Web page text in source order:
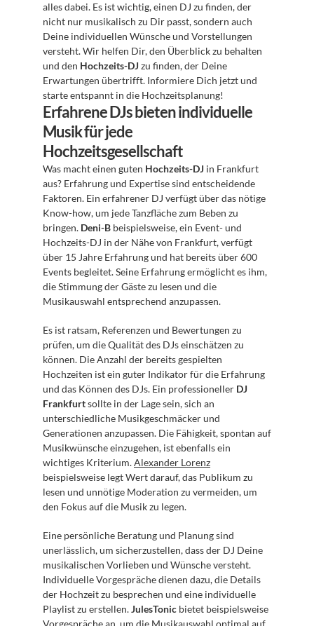
alles dabei. Es ist wichtig, einen DJ zu finden, der
nicht nur musikalisch zu Dir passt, sondern auch
Deine individuellen Wünsche und Vorstellungen
versteht. Wir helfen Dir, den Überblick zu behalten
und den Hochzeits-DJ zu finden, der Deine
Erwartungen übertrifft. Informiere Dich jetzt und
starte entspannt in die Hochzeitsplanung!
Erfahrene DJs bieten individuelle
Musik für jede
Hochzeitsgesellschaft
Was macht einen guten Hochzeits-DJ in Frankfurt
aus? Erfahrung und Expertise sind entscheidende
Faktoren. Ein erfahrener DJ verfügt über das nötige
Know-how, um jede Tanzfläche zum Beben zu
bringen. Deni-B beispielsweise, ein Event- und
Hochzeits-DJ in der Nähe von Frankfurt, verfügt
über 15 Jahre Erfahrung und hat bereits über 600
Events begleitet. Seine Erfahrung ermöglicht es ihm,
die Stimmung der Gäste zu lesen und die
Musikauswahl entsprechend anzupassen.
Es ist ratsam, Referenzen und Bewertungen zu
prüfen, um die Qualität des DJs einschätzen zu
können. Die Anzahl der bereits gespielten
Hochzeiten ist ein guter Indikator für die Erfahrung
und das Können des DJs. Ein professioneller DJ
Frankfurt sollte in der Lage sein, sich an
unterschiedliche Musikgeschmäcker und
Generationen anzupassen. Die Fähigkeit, spontan auf
Musikwünsche einzugehen, ist ebenfalls ein
wichtiges Kriterium. Alexander Lorenz
beispielsweise legt Wert darauf, das Publikum zu
lesen und unnötige Moderation zu vermeiden, um
den Fokus auf die Musik zu legen.
Eine persönliche Beratung und Planung sind
unerlässlich, um sicherzustellen, dass der DJ Deine
musikalischen Vorlieben und Wünsche versteht.
Individuelle Vorgespräche dienen dazu, die Details
der Hochzeit zu besprechen und eine individuelle
Playlist zu erstellen. JulesTonic bietet beispielsweise
Vorgespräche an, um die Musikauswahl optimal auf